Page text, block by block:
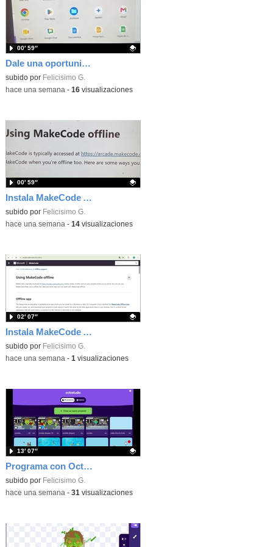
Dale una oportunidad a los Chromebooks y utiliza un proyector para realizar talleres si no tienes pantallas táctiles
Contenido educativo.
subido por Felicisimo G.
00′ 59″
-hace una semana - 16visualizaciones
Instala MakeCode Arcade para trabajar offline en tu tablet, ordenador, Chromebook
Contenido educativo.
subido por Felicisimo G.
00′ 59″
-hace una semana - 14visualizaciones
Instala MakeCode Arcade offline para programar grandes juegos sin necesidad de Internet
Contenido educativo.
subido por Felicisimo G.
02′ 07″
-hace una semana - 1 visualizaciones
Programa con OctoStudio, un juego de disparos contra Zombies con un cargador basado en el House of the dead
Contenido educativo.
subido por Felicisimo G.
13′ 07″
-hace una semana - 31 visualizaciones